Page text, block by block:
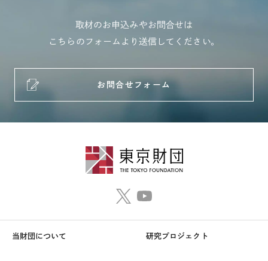
取材のお申込みやお問合せは
こちらのフォームより送信してください。
お問合せフォーム
当財団について 研究プロジェクト